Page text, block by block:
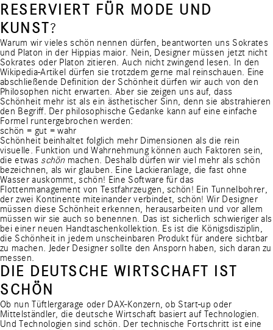
RESERVIERT FÜR MODE UND
KUNST?
Warum wir vieles schön nennen dürfen, beantworten uns Sokrates
und Platon in der Hippias maior. Nein, Designer müssen jetzt nicht
Sokrates oder Platon zitieren. Auch nicht zwingend lesen. In den
Wikipedia-Artikel dürfen sie trotzdem gerne mal reinschauen. Eine
abschließende Definition der Schönheit dürfen wir auch von den
Philosophen nicht erwarten. Aber sie zeigen uns auf, dass
Schönheit mehr ist als ein ästhetischer Sinn, denn sie abstrahieren
den Begriff. Der philosophische Gedanke kann auf eine einfache
Formel runtergebrochen werden:
schön = gut = wahr
Schönheit beinhaltet folglich mehr Dimensionen als die rein
visuelle. Funktion und Wahrnehmung können auch Faktoren sein,
die etwas schön machen. Deshalb dürfen wir viel mehr als schön
bezeichnen, als wir glauben. Eine Lackieranlage, die fast ohne
Wasser auskommt, schön! Eine Software für das
Flottenmanagement von Testfahrzeugen, schön! Ein Tunnelbohrer,
der zwei Kontinente miteinander verbindet, schön! Wir Designer
müssen diese Schönheit erkennen, herausarbeiten und vor allem
müssen wir sie auch so benennen. Das ist sicherlich schwieriger als
bei einer neuen Handtaschenkollektion. Es ist die Königsdisziplin,
die Schönheit in jedem unscheinbaren Produkt für andere sichtbar
zu machen. Jeder Designer sollte den Ansporn haben, sich daran zu
messen.
DIE DEUTSCHE WIRTSCHAFT IST
SCHÖN
Ob nun Tüftlergarage oder DAX-Konzern, ob Start-up oder
Mittelständler, die deutsche Wirtschaft basiert auf Technologien.
Und Technologien sind schön. Der technische Fortschritt ist eine